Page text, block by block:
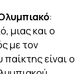
:
μιας και ο
με τον
είναι ο